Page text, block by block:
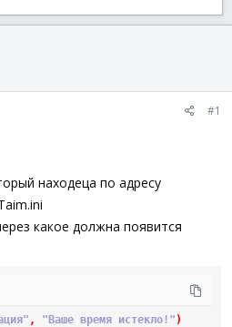
#1
находеца по адресу
какое должна появится
, "Ваше время истекло!" )